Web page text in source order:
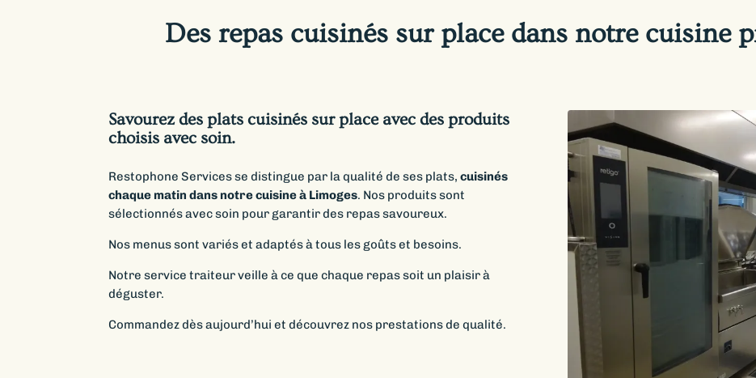
Des repas cuisinés sur place dans notre cuisine
Savourez des plats cuisinés sur place avec des produits
choisis avec soin.
Restophone Services se distingue par la qualité de ses plats,cuisinés
chaque matin dans notre cuisine à Limoges. Nos produits sont
sélectionnés avec soin pour garantir des repas savoureux.
Nos menus sont variés et adaptés à tous les goûts et besoins.
Notre service traiteur veille à ce que chaque repas soit un plaisir à
déguster.
Commandez dès aujourd’hui et découvrez nos prestations de qualité.